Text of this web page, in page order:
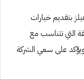
بتقديم خيارات
التي تتناسب مع
على سعي الشركة